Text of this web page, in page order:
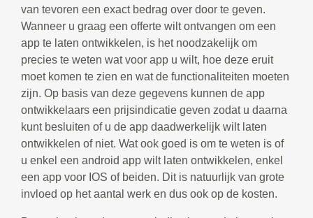
van tevoren een exact bedrag over door te geven.
Wanneer u graag een offerte wilt ontvangen om een
app te laten ontwikkelen, is het noodzakelijk om
precies te weten wat voor app u wilt, hoe deze eruit
moet komen te zien en wat de functionaliteiten moeten
zijn. Op basis van deze gegevens kunnen de app
ontwikkelaars een prijsindicatie geven zodat u daarna
kunt besluiten of u de app daadwerkelijk wilt laten
ontwikkelen of niet. Wat ook goed is om te weten is of
u enkel een android app wilt laten ontwikkelen, enkel
een app voor IOS of beiden. Dit is natuurlijk van grote
invloed op het aantal werk en dus ook op de kosten.